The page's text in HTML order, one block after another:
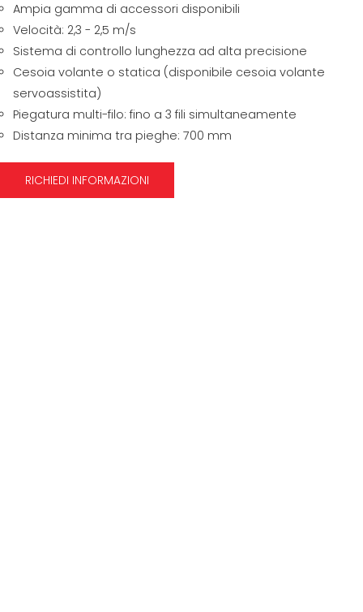
Ampia gamma di accessori disponibili
Velocità: 2,3 - 2,5 m/s
Sistema di controllo lunghezza ad alta precisione
Cesoia volante o statica (disponibile cesoia volante
servoassistita)
Piegatura multi-filo: fino a 3 fili simultaneamente
Distanza minima tra pieghe: 700 mm
RICHIEDI INFORMAZIONI